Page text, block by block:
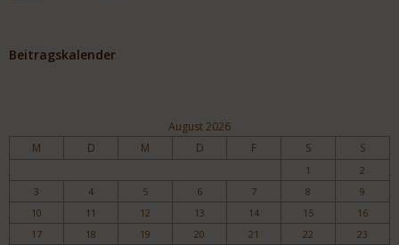
Beitragskalender
August 2026
M D M D F S S
1
2
3
4 5 6 7 8
9
10
11 12 13 14 15
16
17
18 19 20 21 22
23